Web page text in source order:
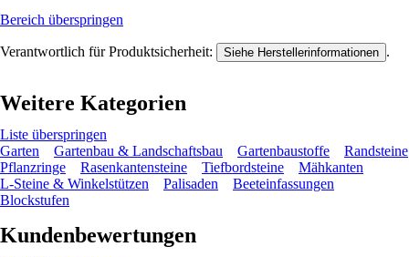
Bereich überspringen
Verantwortlich für Produktsicherheit: Siehe Herstellerinformationen .
Weitere Kategorien
Liste überspringen
Garten
Gartenbau & Landschaftsbau Gartenbaustoffe
Randsteine
Pflanzringe
Rasenkantensteine Tiefbordsteine
Mähkanten
L-Steine & Winkelstützen
Palisaden
Beeteinfassungen
Blockstufen
Kundenbewertungen